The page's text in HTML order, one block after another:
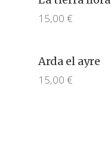
15,00€
Arda el ayre
15,00€